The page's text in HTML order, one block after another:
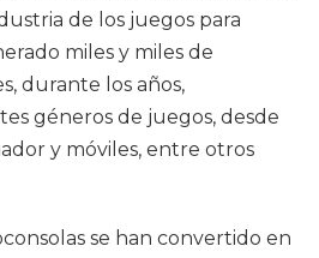
de los juegos para
miles y miles de
durante los años,
géneros de juegos, desde
y móviles, entre otros
se han convertido en